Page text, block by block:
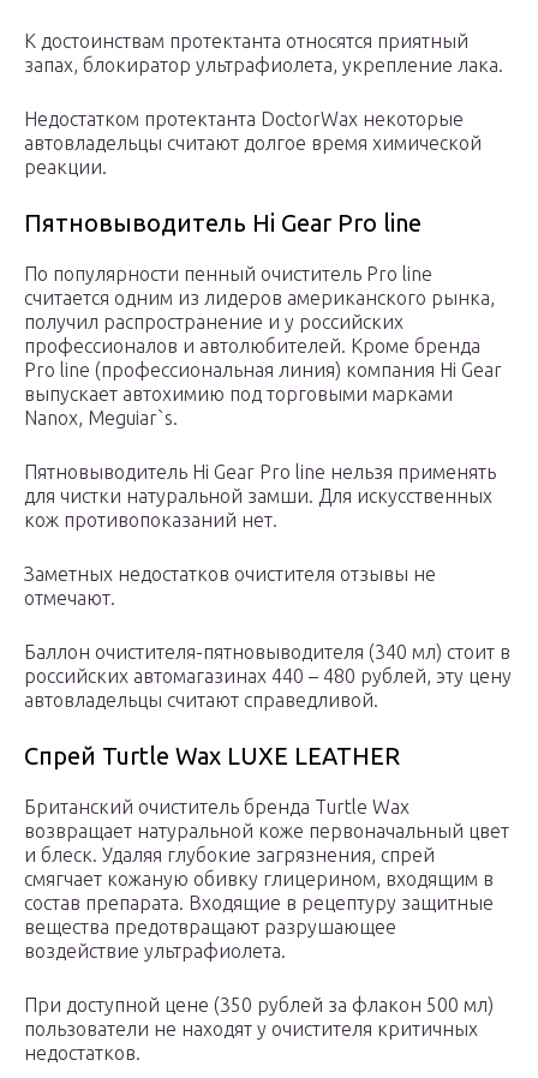
К достоинствам протектанта относятся приятный
запах, блокиратор ультрафиолета, укрепление лака.
Недостатком протектанта DoctorWax некоторые
автовладельцы считают долгое время химической
реакции.
Пятновыводитель Hi Gear Pro line
По популярности пенный очиститель Pro line
считается одним из лидеров американского рынка,
получил распространение и у российских
профессионалов и автолюбителей. Кроме бренда
Pro line (профессиональная линия) компания Hi Gear
выпускает автохимию под торговыми марками
Nanox, Meguiar`s.
Пятновыводитель Hi Gear Pro line нельзя применять
для чистки натуральной замши. Для искусственных
кож противопоказаний нет.
Заметных недостатков очистителя отзывы не
отмечают.
Баллон очистителя-пятновыводителя (340 мл) стоит в
российских автомагазинах 440 – 480 рублей, эту цену
автовладельцы считают справедливой.
Спрей Turtle Wax LUXE LEATHER
Британский очиститель бренда Turtle Wax
возвращает натуральной коже первоначальный цвет
и блеск. Удаляя глубокие загрязнения, спрей
смягчает кожаную обивку глицерином, входящим в
состав препарата. Входящие в рецептуру защитные
вещества предотвращают разрушающее
воздействие ультрафиолета.
При доступной цене (350 рублей за флакон 500 мл)
пользователи не находят у очистителя критичных
недостатков.